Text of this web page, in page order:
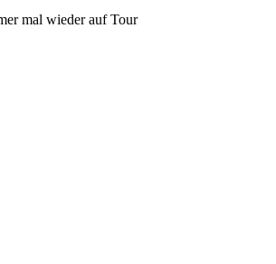
mal wieder auf Tour